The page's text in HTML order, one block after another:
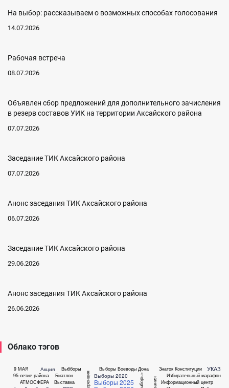
На выбор: рассказываем о возможных способах голосования
14.07.2026
Рабочая встреча
08.07.2026
Объявлен сбор предложений для дополнительного зачисления
в резерв составов УИК на территории Аксайского района
07.07.2026
Заседание ТИК Аксайского района
07.07.2026
Анонс заседания ТИК Аксайского района
06.07.2026
Заседание ТИК Аксайского района
29.06.2026
Анонс заседания ТИК Аксайского района
26.06.2026
Облако тэгов
9 МАЯ
95-летие района
АТМОСФЕРА
Акция
Биатлон
Выбборы
Выборы 2020
Выборы 2025
Выборы Воеводы Дона
Выставка
Знаток Конституции
Избирательный марафон
Информационный центр
УКАЗ